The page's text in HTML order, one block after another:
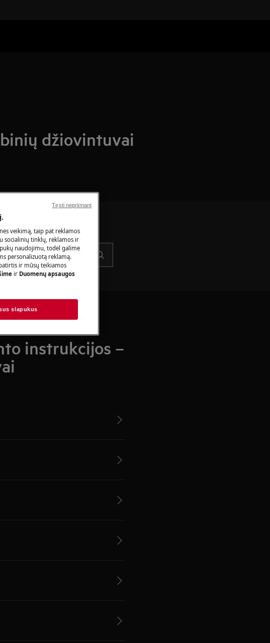
džiovintuvai
instrukcijos –
veikimą, taip pat reklamos
socialinių tinklų, reklamos ir
naudojimu, todėl galime
personalizuotą reklamą.
ir mūsų teikiamos
ir Duomenų apsaugos
slapukus
Tęsti nepriimant